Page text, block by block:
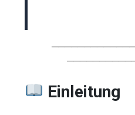
Einleitung